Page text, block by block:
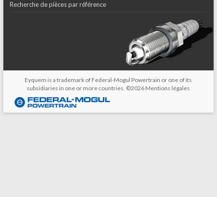
Recherche de pièces par référence
Eyquem is a trademark of Federal-Mogul Powertrain or one of its
subsidiaries in one or more countries. ©2026 Mentions légales